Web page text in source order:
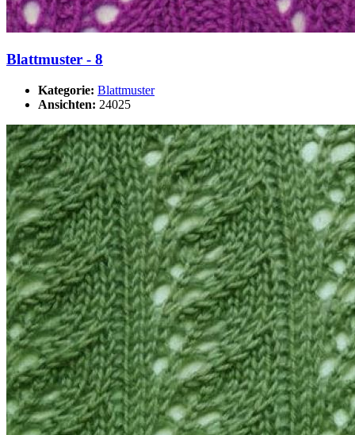
Blattmuster - 8
Kategorie: Blattmuster
Ansichten: 24025